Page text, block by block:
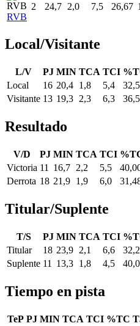
RVB
2 24,7 2,0 7,5 26,67
Local/Visitante
L/V PJ MIN TCA TCI
Local
16 20,4 1,8 5,4
Visitante 13 19,3 2,3 6,3
Resultado
V/D PJ MIN TCA TCI
Victoria 11 16,7 2,2 5,5
Derrota 18 21,9 1,9 6,0
Titular/Suplente
T/S PJ MIN TCA TCI
Titular
18 23,9 2,1 6,6
Suplente 11 13,3 1,8 4,5
Tiempo en pista
TeP PJ MIN TCA TCI %TC